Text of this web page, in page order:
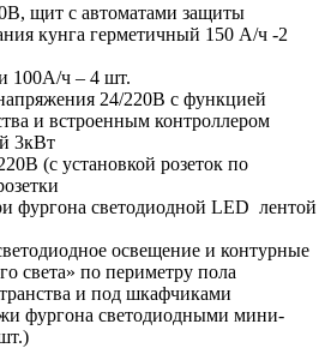
щит с автоматами защиты
кунга герметичный 150 А/ч -2
100А/ч – 4 шт.
24/220В с функцией
и встроенным контроллером
3кВт
(с установкой розеток по
фургона светодиодной LED лентой
освещение и контурные
света» по периметру пола
и под шкафчиками
фургона светодиодными мини-